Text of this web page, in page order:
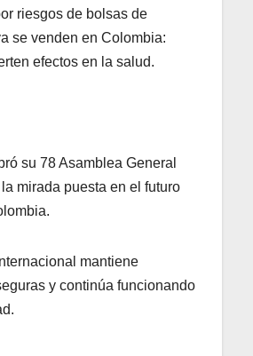
riesgos de bolsas de
se venden en Colombia:
efectos en la salud.
su 78 Asamblea General
mirada puesta en el futuro
mantiene
y continúa funcionando